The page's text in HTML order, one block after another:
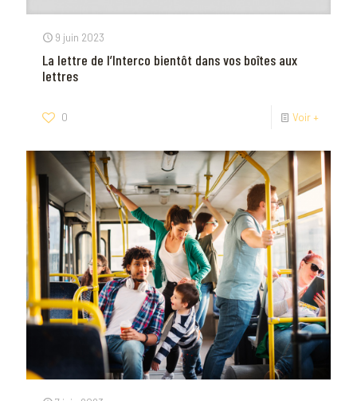
9 juin 2023
La lettre de l’Interco bientôt dans vos boîtes aux
lettres
0 Voir +